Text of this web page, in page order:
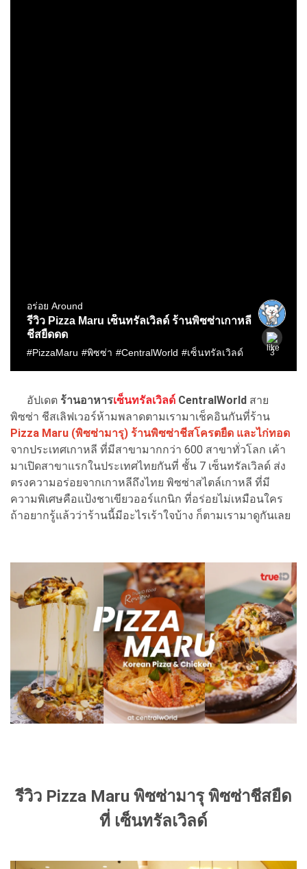
อัปเดต ร้านอาหารเซ็นทรัลเวิลด์ CentralWorld สาย
พิซซ่า ชีสเลิฟเวอร์ห้ามพลาดตามเรามาเช็คอินกันที่ร้าน
Pizza Maru (พิซซ่ามารุ) ร้านพิซซ่าชีสโครตยืด และไก่ทอด
จากประเทศเกาหลี ที่มีสาขามากกว่า 600 สาขาทั่วโลก เค้า
มาเปิดสาขาแรกในประเทศไทยกันที่ ชั้น 7 เซ็นทรัลเวิลด์ ส่ง
ตรงความอร่อยจากเกาหลีถึงไทย พิซซ่าสไตล์เกาหลี ที่มี
ความพิเศษคือแป้งชาเขียวออร์แกนิก ที่อร่อยไม่เหมือนใคร
ถ้าอยากรู้แล้วว่าร้านนี้มีอะไรเร้าใจบ้าง ก็ตามเรามาดูกันเลย
รีวิว Pizza Maru พิซซ่ามารุ พิซซ่าชีสยืด
ที่ เซ็นทรัลเวิลด์